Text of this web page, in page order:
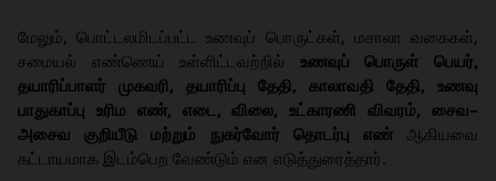
மேலும், பொட்டலமிடப்பட்ட உணவுப் பொருட்கள், மசாலா வகைகள்,
சமையல் எண்ணெய் உள்ளிட்டவற்றில் உணவுப் பொருள் பெயர்,
தயாரிப்பாளர் முகவரி, தயாரிப்பு தேதி, காலாவதி தேதி, உணவு
பாதுகாப்பு உரிம எண், எடை, விலை, உட்காரணி விவரம், சைவ–
அசைவ குறியீடு மற்றும் நுகர்வோர் தொடர்பு எண்ஆகியவை
கட்டாயமாக இடம்பெற வேண்டும் என எடுத்துரைத்தார்.